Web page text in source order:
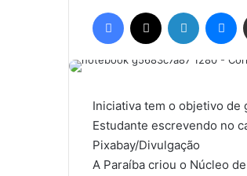
n
d
e
m
Iniciativa tem o objetivo de
Estudante escrevendo no
Pixabay/Divulgação
A Paraíba criou o Núcleo